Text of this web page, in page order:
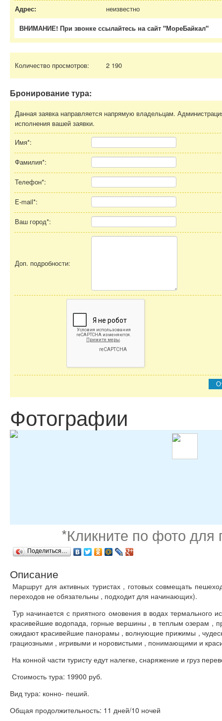
Адрес:
неизвестно
ВНИМАНИЕ! При звонке ссылайтесь на сайт "МореБайкал"
Количество просмотров: 2 190
Бронирование тура:
Данная заявка направляется напрямую владельцам.
исполнения вашей заявки.
Имя*:
Фамилия*:
Телефон*:
E-mail*:
Ваш город*:
Доп. подробности:
Фотографии
*Кликните по фото для
Поделиться…
Описание
Маршрут для активных туристах , готовых совмещать
переходов не обязательны , подходит для начинающих).
Тур начинается с приятного омовения в водах термального
красивейшие водопада, горные вершины , в теплым озерам ,
ожидают красивейшие панорамы , волнующие прижимы ,
грациозными , игривыми и норовистыми , понимающими и
На конной части туристу едут налегке, снаряжение и груз
Стоимость тура: 19900 руб.
Вид тура: конно- пеший.
Общая продолжительность: 11 дней/10 ночей